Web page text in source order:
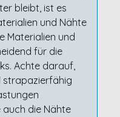
bleibt, ist es
und Nähte
Materialien und
für die
Achte darauf,
strapazierfähig
die Nähte